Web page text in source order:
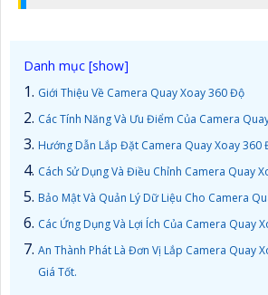
Giới Thiệu Về Camera Quay Xoay 360 Độ
Các Tính Năng Và Ưu Điểm Của Camera
Hướng Dẫn Lắp Đặt Camera Quay Xoay 360
Cách Sử Dụng Và Điều Chỉnh Camera Quay
Bảo Mật Và Quản Lý Dữ Liệu Cho Camera
Các Ứng Dụng Và Lợi Ích Của Camera Quay
An Thành Phát Là Đơn Vị Lắp Camera Quay
Giá Tốt.